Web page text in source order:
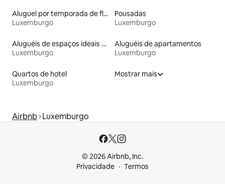
Aluguel por temporada de flats
Luxemburgo
Pousadas
Luxemburgo
Aluguéis de espaços ideais para famílias
Luxemburgo
Aluguéis de apartamentos
Luxemburgo
Quartos de hotel
Luxemburgo
Mostrar mais
Airbnb Luxemburgo
© 2026 Airbnb, Inc.
Privacidade
Termos